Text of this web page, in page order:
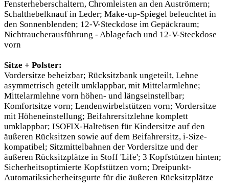
Fensterheberschaltern, Chromleisten an den Auströmern;
Schalthebelknauf in Leder; Make-up-Spiegel beleuchtet in
den Sonnenblenden; 12-V-Steckdose im Gepäckraum;
Nichtraucherausführung - Ablagefach und 12-V-Steckdose
vorn
Sitze + Polster:
Vordersitze beheizbar; Rücksitzbank ungeteilt, Lehne
asymmetrisch geteilt umklappbar, mit Mittelarmlehne;
Mittelarmlehne vorn höhen- und längseinstellbar;
Komfortsitze vorn; Lendenwirbelstützen vorn; Vordersitze
mit Höheneinstellung; Beifahrersitzlehne komplett
umklappbar; ISOFIX-Halteösen für Kindersitze auf den
äußeren Rücksitzen sowie auf dem Beifahrersitz, i-Size-
kompatibel; Sitzmittelbahnen der Vordersitze und der
äußeren Rücksitzplätze in Stoff 'Life'; 3 Kopfstützen hinten;
Sicherheitsoptimierte Kopfstützen vorn; Dreipunkt-
Automatiksicherheitsgurte für die äußeren Rücksitzplätze